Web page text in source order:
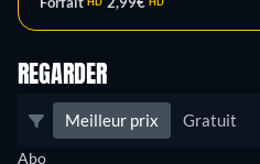
REGARDER
Meilleur prix Gratuit
Abo